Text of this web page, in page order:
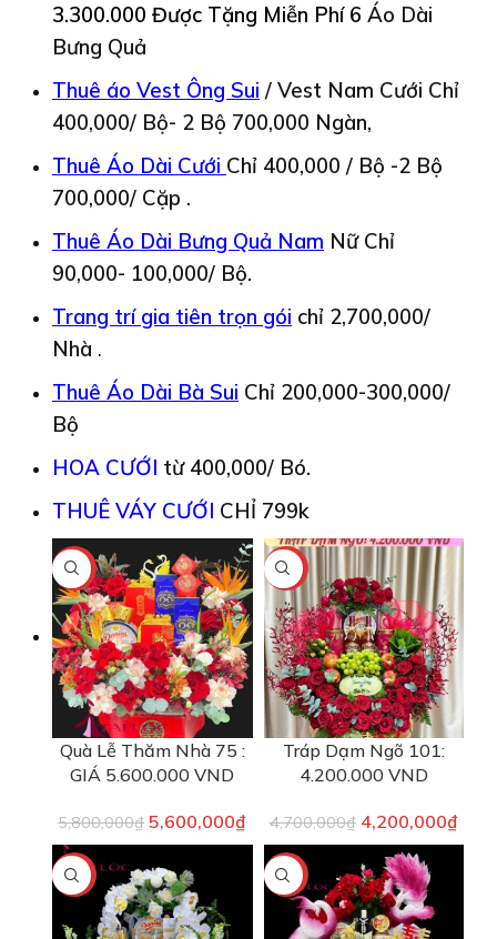
3.300.000 Được Tặng Miễn Phí 6 Áo Dài
Bưng Quả
Thuê áo Vest Ông Sui / Vest Nam Cưới Chỉ
400,000/ Bộ- 2 Bộ 700,000 Ngàn,
Thuê Áo Dài Cưới Chỉ 400,000 / Bộ -2 Bộ
700,000/ Cặp .
Thuê Áo Dài Bưng Quả Nam Nữ Chỉ
90,000- 100,000/ Bộ.
Trang trí gia tiên trọn gói chỉ 2,700,000/
Nhà .
Thuê Áo Dài Bà Sui Chỉ 200,000-300,000/
Bộ
HOA CƯỚI từ 400,000/ Bó.
THUÊ VÁY CƯỚI CHỈ 799k
-3%
Quà Lễ Thăm Nhà 75 :
GIÁ 5.600.000 VND
5,800,000₫ 5,600,000₫
-11%
Tráp Dạm Ngõ 101:
4.200.000 VND
4,700,000₫ 4,200,000₫
-13% -13%